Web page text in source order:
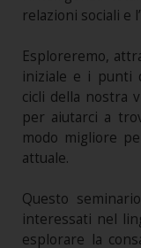
relazioni sociali e
Esploreremo,
iniziale e i punti
cicli della nostra
per aiutarci a
modo migliore
attuale.
Questo
interessati nel
esplorare la